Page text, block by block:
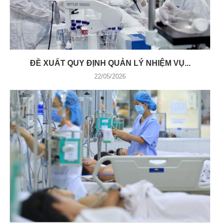
ĐỀ XUẤT QUY ĐỊNH QUẢN LÝ NHIỆM VỤ...
22/05/2026